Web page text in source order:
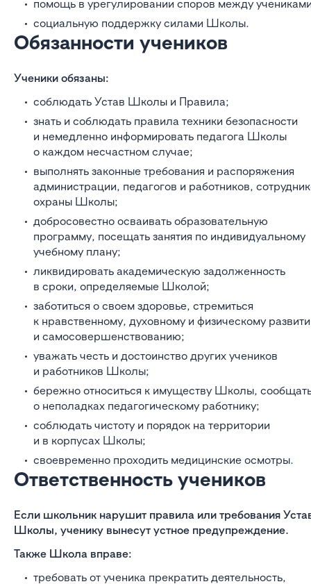
помощь в урегулировании споров между
социальную поддержку силами Школы.
Обязанности учеников
Ученики обязаны:
соблюдать Устав Школы и Правила;
знать и соблюдать правила техники безопасности
и немедленно информировать педагога Школы
о каждом несчастном случае;
выполнять законные требования и распоряжения
администрации, педагогов и работников,
охраны Школы;
добросовестно осваивать образовательную
программу, посещать занятия по индивидуальному
учебному плану;
ликвидировать академическую задолженность
в сроки, определяемые Школой;
заботиться о своем здоровье, стремиться
к нравственному, духовному и физическому
и самосовершенствованию;
уважать честь и достоинство других учеников
и работников Школы;
бережно относиться к имуществу Школы,
о неполадках педагогическому работнику;
соблюдать чистоту и порядок на территории
и в корпусах Школы;
своевременно проходить медицинские осмотры.
Ответственность учеников
Если школьник нарушит правила или требования
Школы, ученику вынесут устное предупреждение.
Также Школа вправе:
требовать от ученика прекратить деятельность,